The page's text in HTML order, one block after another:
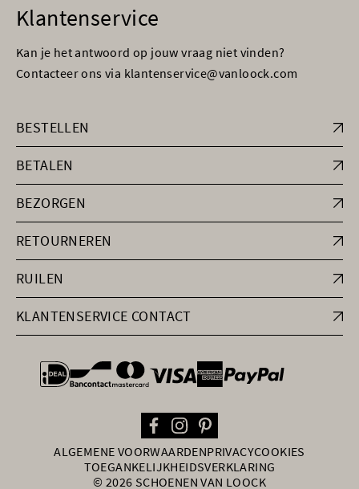
Klantenservice
Kan je het antwoord op jouw vraag niet vinden?
Contacteer ons via klantenservice@vanloock.com
BESTELLEN
BETALEN
BEZORGEN
RETOURNEREN
RUILEN
KLANTENSERVICE CONTACT
general.paymentOptions
ALGEMENE VOORWAARDENPRIVACYCOOKIES
TOEGANKELIJKHEIDSVERKLARING
© 2026 SCHOENEN VAN LOOCK